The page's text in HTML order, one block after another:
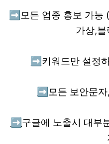
➡️ 모든 업종 홍보 가능
가상,
➡️ 키워드만 설정
➡️ 모든 보안문
➡️ 구글에 노출시 대부